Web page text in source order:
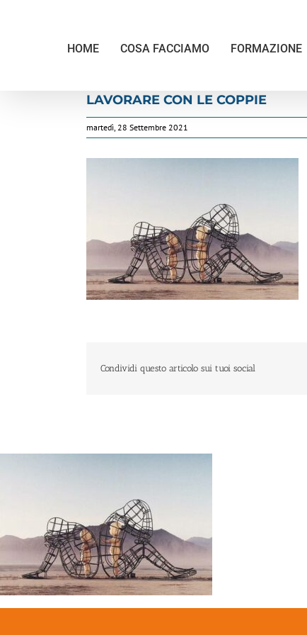
HOME COSA FACCIAMO FORMAZIONE
LAVORARE CON LE COPPIE
martedì, 28 Settembre 2021
Condividi questo articolo sui tuoi social